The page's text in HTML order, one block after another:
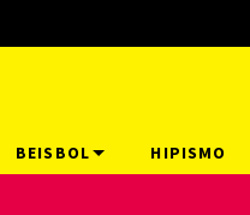
BEISBOL HIPISMO